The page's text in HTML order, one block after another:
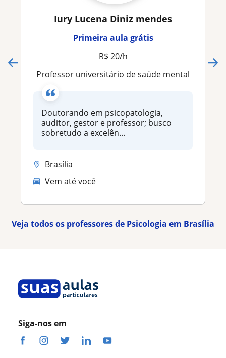
Iury Lucena Diniz mendes
Primeira aula grátis
R$ 20/h
Professor universitário de saúde mental
Doutorando em psicopatologia,
auditor, gestor e professor; busco
sobretudo a excelên...
Brasília
Vem até você
Veja todos os professores de Psicologia em Brasília
Siga-nos em